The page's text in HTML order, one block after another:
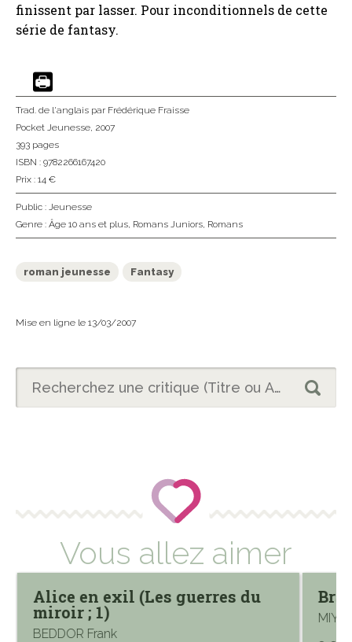
finissent par lasser. Pour inconditionnels de cette
série de fantasy.
Trad. de l'anglais par Frédérique Fraisse
Pocket Jeunesse, 2007
393 pages
ISBN : 9782266167420
Prix : 14 €
Public : Jeunesse
Genre : Âge 10 ans et plus, Romans Juniors, Romans
roman jeunesse Fantasy
Mise en ligne le 13/03/2007
Vous allez aimer
Alice en exil (Les guerres du
miroir ; 1)
BEDDOR Frank